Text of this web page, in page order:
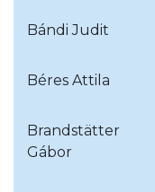
Bándi Judit
Béres Attila
Brandstätter
Gábor